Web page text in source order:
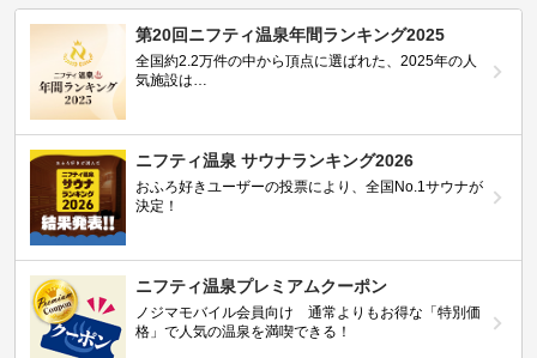
第20回ニフティ温泉年間ランキング2025
全国約2.2万件の中から頂点に選ばれた、2025年の人
気施設は…
ニフティ温泉 サウナランキング2026
おふろ好きユーザーの投票により、全国No.1サウナが
決定！
ニフティ温泉プレミアムクーポン
ノジマモバイル会員向け 通常よりもお得な「特別価
格」で人気の温泉を満喫できる！